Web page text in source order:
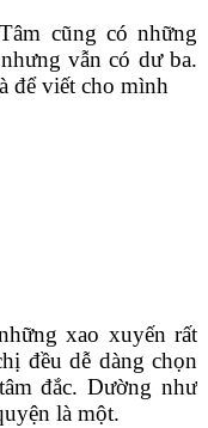
cũng có những
vẫn có dư ba.
để viết cho mình
xao xuyến rất
đều dễ dàng chọn
đắc. Dường như
là một.